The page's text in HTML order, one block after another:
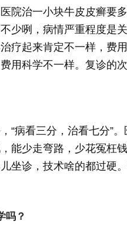
院治一小块牛皮皮癣要
少咧，病情严重程度是
疗起来肯定不一样，费
用科学不一样。复诊的
“病看三分，治看七分”
能少走弯路，少花冤枉
坐诊，技术啥的都过硬
吗？